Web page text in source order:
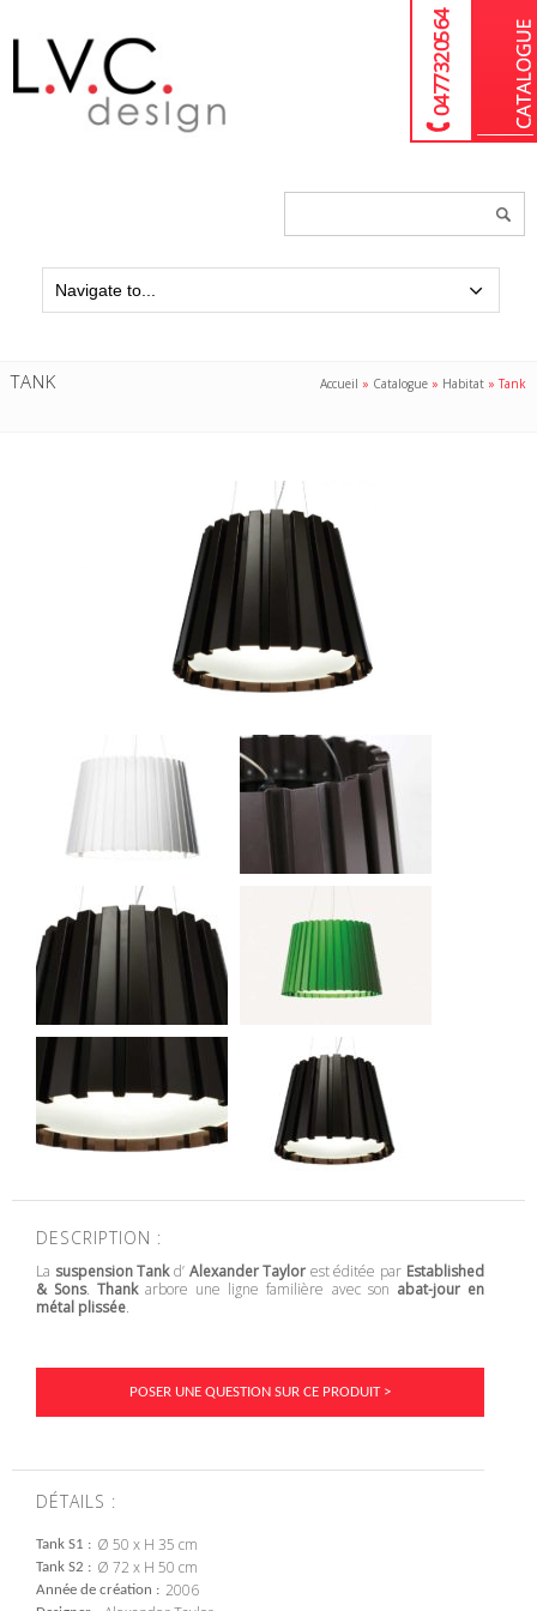
04 77 32 05 64
TANK Accueil » Catalogue » Habitat »Tank
DESCRIPTION :
La suspension Tankd’ Alexander Taylor est éditée par Established
& Sons.Thankarbore une ligne familière avec son abat-jour en
métal plissée.
POSER UNE QUESTION SUR CE PRODUIT >
DÉTAILS :
Tank S1 Ø 50 x H 35 cm
Tank S2 Ø 72 x H 50 cm
Année de création 2006